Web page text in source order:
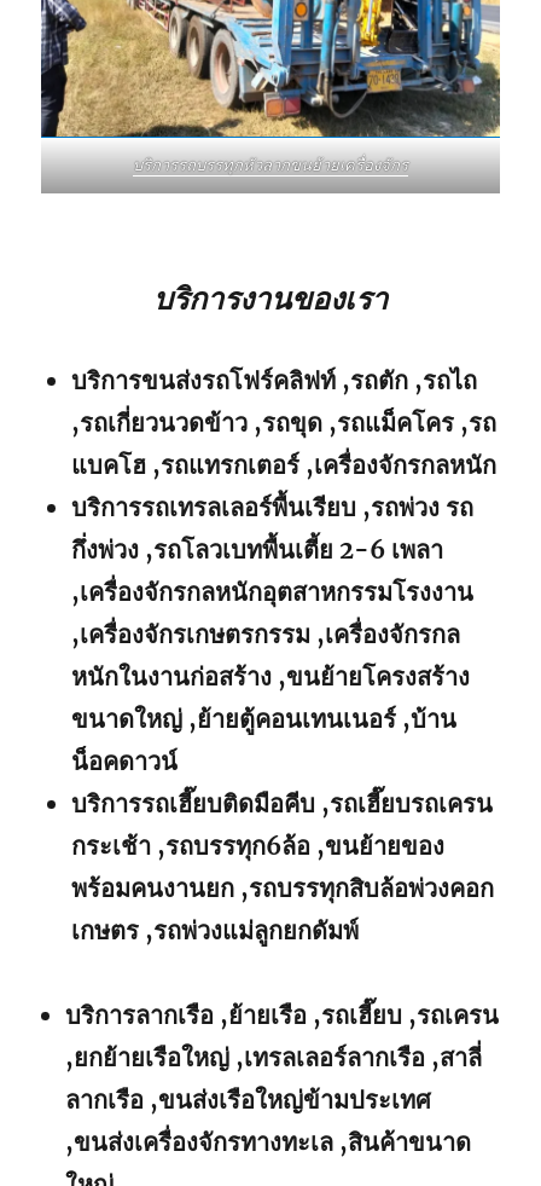
บริการรถบรรทุกหัวลากขนย้ายเครื่องจักร
บริการงานของเรา
บริการขนส่งรถโฟร์คลิฟท์ ,รถตัก ,รถไถ
,รถเกี่ยวนวดข้าว ,รถขุด ,รถแม็คโคร ,รถ
แบคโฮ ,รถแทรกเตอร์ ,เครื่องจักรกลหนัก
บริการรถเทรลเลอร์พื้นเรียบ ,รถพ่วง รถ
กึ่งพ่วง ,รถโลวเบทพื้นเตี้ย 2-6 เพลา
,เครื่องจักรกลหนักอุตสาหกรรมโรงงาน
,เครื่องจักรเกษตรกรรม ,เครื่องจักรกล
หนักในงานก่อสร้าง ,ขนย้ายโครงสร้าง
ขนาดใหญ่ ,ย้ายตู้คอนเทนเนอร์ ,บ้าน
น็อคดาวน์
บริการรถเฮี๊ยบติดมือคีบ ,รถเฮี๊ยบรถเครน
กระเช้า ,รถบรรทุก6ล้อ ,ขนย้ายของ
พร้อมคนงานยก ,รถบรรทุกสิบล้อพ่วงคอก
เกษตร ,รถพ่วงแม่ลูกยกดัมพ์
บริการลากเรือ ,ย้ายเรือ ,รถเฮี๊ยบ ,รถเครน
,ยกย้ายเรือใหญ่ ,เทรลเลอร์ลากเรือ ,สาลี่
ลากเรือ ,ขนส่งเรือใหญ่ข้ามประเทศ
,ขนส่งเครื่องจักรทางทะเล ,สินค้าขนาด